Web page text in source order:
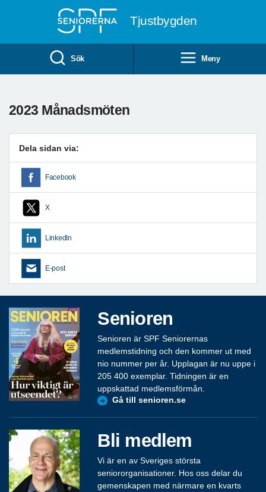
Tjustbygden
Sök Meny
2023 Månadsmöten
Dela sidan via:
Facebook
X
LinkedIn
E-post
Senioren
Senioren är SPF Seniorernas
medlemstidning och den kommer ut med
nio nummer per år. Upplagan är nu uppe i
205 400 exemplar. Tidningen är en
uppskattad medlemsförmån.
Gå till senioren.se
Bli medlem
Vi är en av Sveriges största
seniororganisationer. Hos oss delar du
gemenskapen med närmare en kvarts